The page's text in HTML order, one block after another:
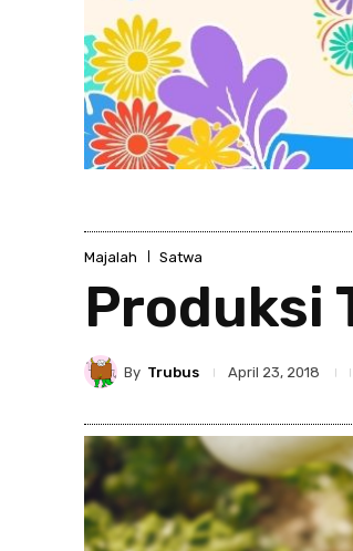
Majalah Satwa
Produksi
By Trubus April 23, 2018